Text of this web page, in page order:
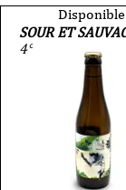
-
-
Sour
Ale
75
cl
VP
Disponible
SOUR ET
4°